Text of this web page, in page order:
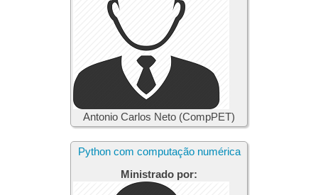
Antonio Carlos Neto (CompPET)
Python com computação numérica
Ministrado por: